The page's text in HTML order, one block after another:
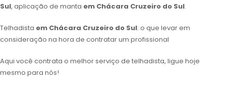
Sul, aplicação de manta em Chácara Cruzeiro do Sul.
Telhadista em Chácara Cruzeiro do Sul: o que levar em
consideração na hora de contratar um profissional
Aqui você contrata o melhor serviço de telhadista, ligue hoje
mesmo para nós!